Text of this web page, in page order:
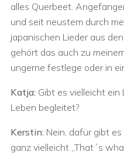
alles Querbeet.
und seit neustem durch
japanischen Lieder aus
gehört das auch zu
ungerne festlege oder in
Katja: Gibt es vielleicht ein
Leben begleitet?
Kerstin: Nein, dafür gibt es
ganz vielleicht „That´s